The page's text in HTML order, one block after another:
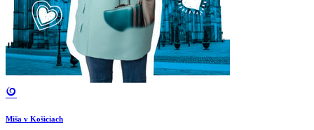
Miša v Košiciach